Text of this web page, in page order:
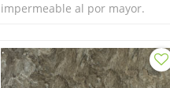
impermeable al por mayor.